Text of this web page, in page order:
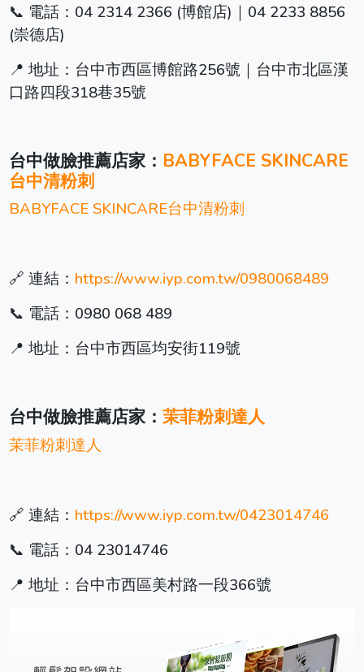
📞 電話：04 2314 2366 (博館店)｜04 2233 8856
(崇德店)
📍 地址：台中市西區博館路256號｜台中市北區漢
口路四段318巷35號
台中做臉推薦店家： BABYFACE SKINCARE
台中清粉刺
BABYFACE SKINCARE台中清粉刺
🔗 連結： https://www.iyp.com.tw/0980068489
📞 電話：0980 068 489
📍 地址：台中市西區均安街119號
台中做臉推薦店家：茉菲粉刺達人
茉菲粉刺達人
🔗 連結： https://www.iyp.com.tw/0423014746
📞 電話：04 23014746
📍 地址：台中市西區美村路一段366號